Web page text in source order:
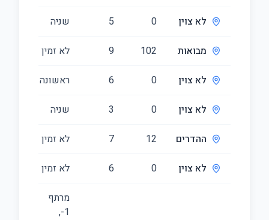
לא צוין 0
5 שניה
מבואות 102
9 לא זמין
לא צוין 0
6 ראשונה
לא צוין 0
3 שניה
ההדרים 12
7 לא זמין
לא צוין 0
6 לא זמין
מרתף
‎-1‏,